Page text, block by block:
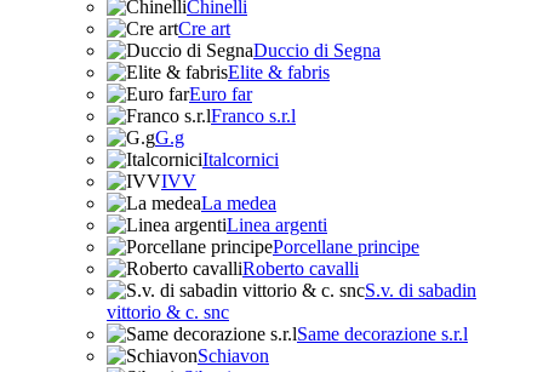
Chinelli
Cre art
Duccio di Segna
Elite & fabris
Euro far
Franco s.r.l
G.g
Italcornici
IVV
La medea
Linea argenti
Porcellane principe
Roberto cavalli
S.v. di sabadin
vittorio & c. snc
Same decorazione s.r.l
Schiavon